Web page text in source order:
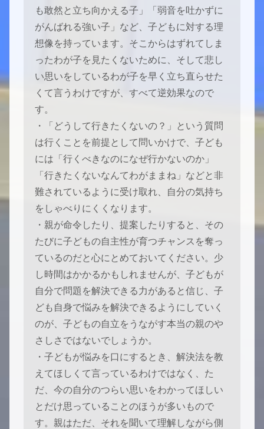
も敢然と立ち向かえる子」「弱音を吐かずに
がんばれる強い子」など、子どもに対する理
想像を持っています。そこからはずれてしま
ったわが子を見たくないために、そして悲し
い思いをしているわが子を早く立ち直らせた
くて言うわけですが、すべて逆効果なので
す。
・「どうして行きたくないの？」という質問
は行くことを前提として問いかけで、子ども
には「行くべきなのになぜ行かないのか」
「行きたくないなんてわがままね」などと非
難されているように受け取れ、自分の気持ち
をしゃべりにくくなります。
・親が命令したり、提案したりすると、その
たびに子どもの自主性が育つチャンスを奪っ
ているのだと心にとめておいてください。少
し時間はかかるかもしれませんが、子どもが
自分で問題を解決できる力があると信じ、子
ども自身で悩みを解決できるようにしていく
のが、子どもの自立をうながす本当の親のや
さしさではないでしょうか。
・子どもが悩みを口にするとき、解決法を教
えてほしくて言っているわけではなく、た
だ、今の自分のつらい思いをわかってほしい
とだけ思っていることのほうが多いもので
す。親はただ、それを聞いて理解しながら側